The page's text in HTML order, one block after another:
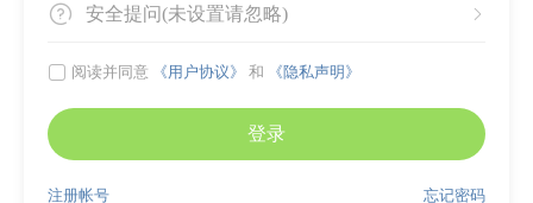
 
安全提问(未设置请忽略)
 阅读并同意 《用户协议》 和 《隐私声明》
登录
忘记密码
注册帐号